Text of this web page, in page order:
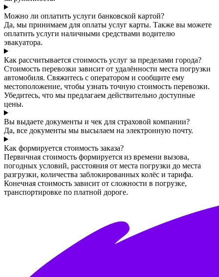
Можно ли оплатить услуги банковской картой?
Да, мы принимаем для оплаты услуг карты. Также вы можете
оплатить услуги наличными средствами водителю
эвакуатора.
Как рассчитывается стоимость услуг за пределами города?
Стоимость перевозки зависит от удалённости места погрузки
автомобиля. Свяжитесь с оператором и сообщите ему
местоположение, чтобы узнать точную стоимость перевозки.
Убедитесь, что мы предлагаем действительно доступные
цены.
Вы выдаете документы и чек для страховой компании?
Да, все документы мы высылаем на электронную почту.
Как формируется стоимость заказа?
Первичная стоимость формируется из времени вызова,
погодных условий, расстояния от места погрузки до места
разгрузки, количества заблокированных колёс и тарифа.
Конечная стоимость зависит от сложности в погрузке,
транспортировке по платной дороге.